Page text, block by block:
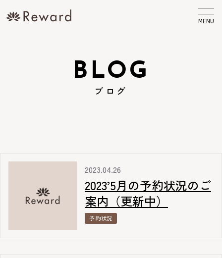
MENU
BLOG
ブログ
2023.04.26
2023’5月の予約状況のご
案内（更新中）
予約状況